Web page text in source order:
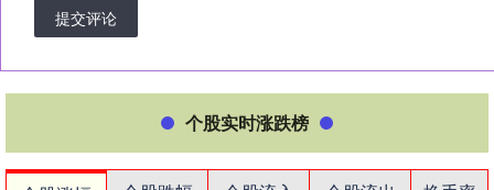
提交评论
个股实时涨跌榜